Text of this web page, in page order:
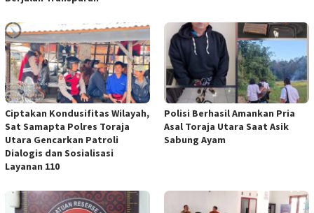
Ciptakan Kondusifitas Wilayah,
Sat Samapta Polres Toraja
Utara Gencarkan Patroli
Dialogis dan Sosialisasi
Layanan 110
Polisi Berhasil Amankan Pria
Asal Toraja Utara Saat Asik
Sabung Ayam